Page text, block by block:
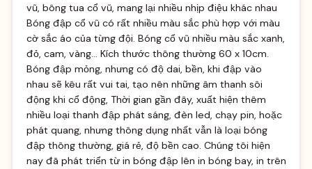
vũ, bông tua cổ vũ, mang lại nhiều nhịp điệu khác nhau
Bóng đập cổ vũ có rất nhiều màu sắc phù hợp với màu
cờ sắc áo của từng đội. Bóng cổ vũ nhiều màu sắc xanh,
đỏ, cam, vàng… Kích thước thông thường 60 x 10cm.
Bóng đập mỏng, nhưng có độ dai, bền, khi đập vào
nhau sẽ kêu rất vui tai, tạo nên những âm thanh sôi
động khi cổ động, Thời gian gần đây, xuất hiện thêm
nhiều loại thanh đập phát sáng, đèn led, chạy pin, hoặc
phát quang, nhưng thông dụng nhất vẫn là loại bóng
đập thông thường, giá rẻ, độ bền cao. Chúng tôi hiện
nay đã phát triển từ in bóng đập lên in bóng bay, in trên